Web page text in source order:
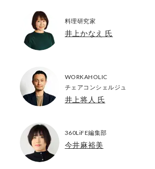
料理研究家
井上かなえ 氏
WORKAHOLIC
チェアコンシェルジュ
井上将人 氏
360LiFE編集部
今井麻裕美